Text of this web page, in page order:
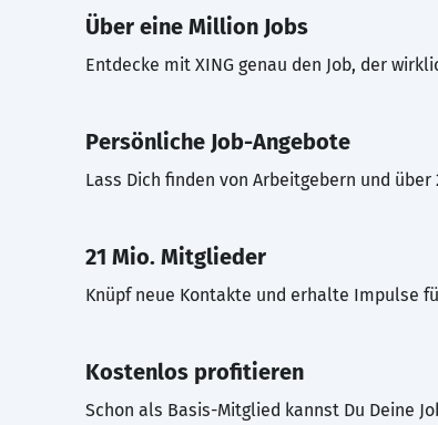
Über eine Million Jobs
Entdecke mit XING genau den Job, der
Persönliche Job-Angebote
Lass Dich finden von Arbeitgebern und über
21 Mio. Mitglieder
Knüpf neue Kontakte und erhalte Impulse
Kostenlos profitieren
Schon als Basis-Mitglied kannst Du Deine